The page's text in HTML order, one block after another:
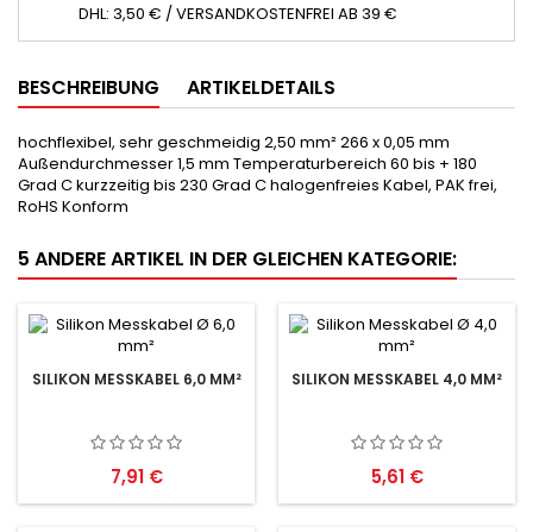
DHL: 3,50 € / VERSANDKOSTENFREI AB 39 €
BESCHREIBUNG ARTIKELDETAILS
hochflexibel, sehr geschmeidig 2,50 mm² 266 x 0,05 mm
Außendurchmesser 1,5 mm Temperaturbereich 60 bis + 180
Grad C kurzzeitig bis 230 Grad C halogenfreies Kabel, PAK frei,
RoHS Konform
5 ANDERE ARTIKEL IN DER GLEICHEN KATEGORIE:
SILIKON MESSKABEL 6,0 MM²
Preis
7,91 €
SILIKON MESSKABEL 4,0 MM²
Preis
5,61 €